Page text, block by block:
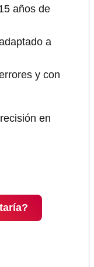
años de
a
y con
en